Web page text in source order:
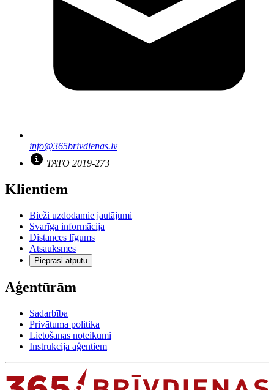
info@365brivdienas.lv
TATO 2019-273
Klientiem
Bieži uzdodamie jautājumi
Svarīga informācija
Distances līgums
Atsauksmes
Pieprasi atpūtu
Aģentūrām
Sadarbība
Privātuma politika
Lietošanas noteikumi
Instrukcija aģentiem